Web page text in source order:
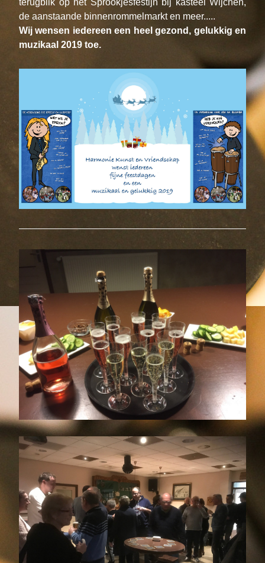
terugblik op het Sprookjesfestijn bij kasteel Wijchen,
de aanstaande binnenrommelmarkt en meer.....
Wij wensen iedereen een heel gezond, gelukkig en
muzikaal 2019 toe.